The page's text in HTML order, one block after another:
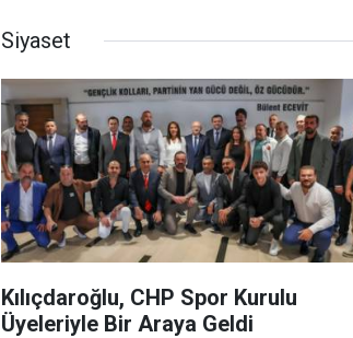
Siyaset
Kılıçdaroğlu, CHP Spor Kurulu
Üyeleriyle Bir Araya Geldi